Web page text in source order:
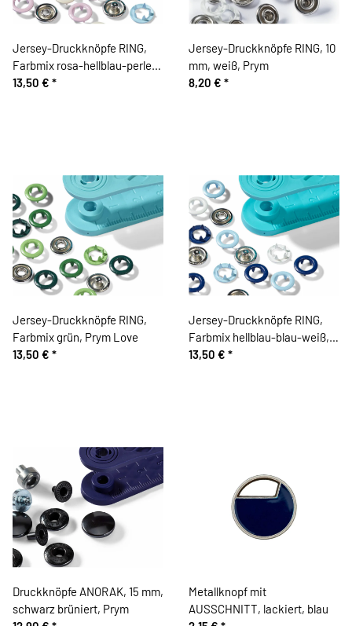
Jersey-Druckknöpfe RING,
Farbmix rosa-hellblau-perle,
Prym Love
13,50 € *
Jersey-Druckknöpfe RING, 10
mm, weiß, Prym
8,20 € *
Jersey-Druckknöpfe RING,
Farbmix grün, Prym Love
13,50 € *
Jersey-Druckknöpfe RING,
Farbmix hellblau-blau-weiß,
Prym Love
13,50 € *
Druckknöpfe ANORAK, 15 mm,
schwarz brüniert, Prym
Metallknopf mit
AUSSCHNITT, lackiert, blau